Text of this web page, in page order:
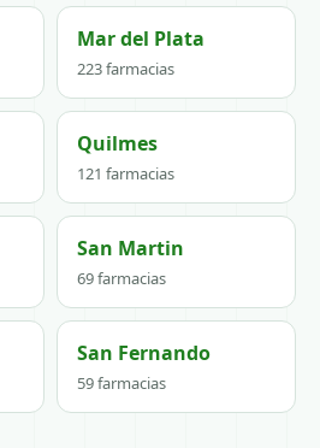
Mar del Plata
223 farmacias
Quilmes
121 farmacias
San Martin
69 farmacias
San Fernando
59 farmacias